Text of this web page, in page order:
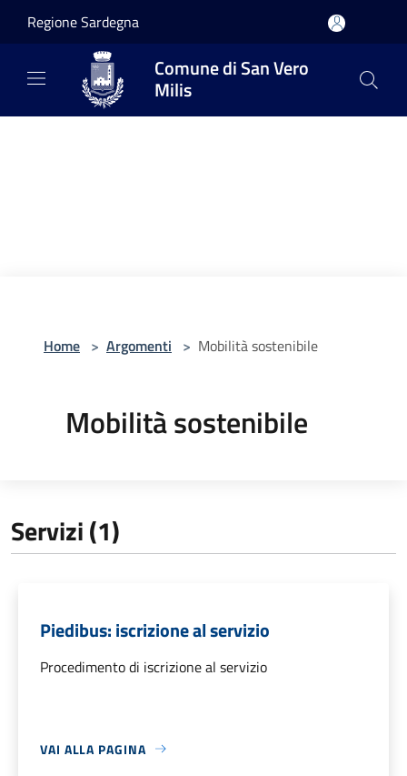
Regione Sardegna
Comune di San Vero
Milis
Home > Argomenti > Mobilità sostenibile
Mobilità sostenibile
Servizi (1)
Piedibus: iscrizione al servizio
Procedimento di iscrizione al servizio
VAI ALLA PAGINA